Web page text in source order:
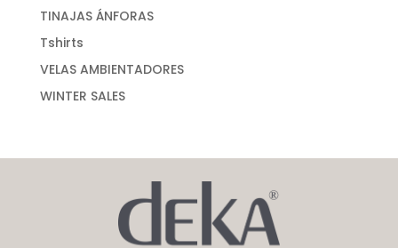
TINAJAS ÁNFORAS
Tshirts
VELAS AMBIENTADORES
WINTER SALES